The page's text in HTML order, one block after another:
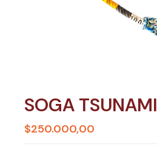
SOGA TSUNAMI
$250.000,00